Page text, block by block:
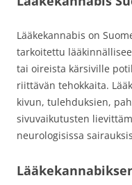
Lääkekannabis on
tarkoitettu
tai oireista kärsiville
riittävän tehokkaita.
kivun, tulehduksien,
sivuvaikutusten
neurologisissa